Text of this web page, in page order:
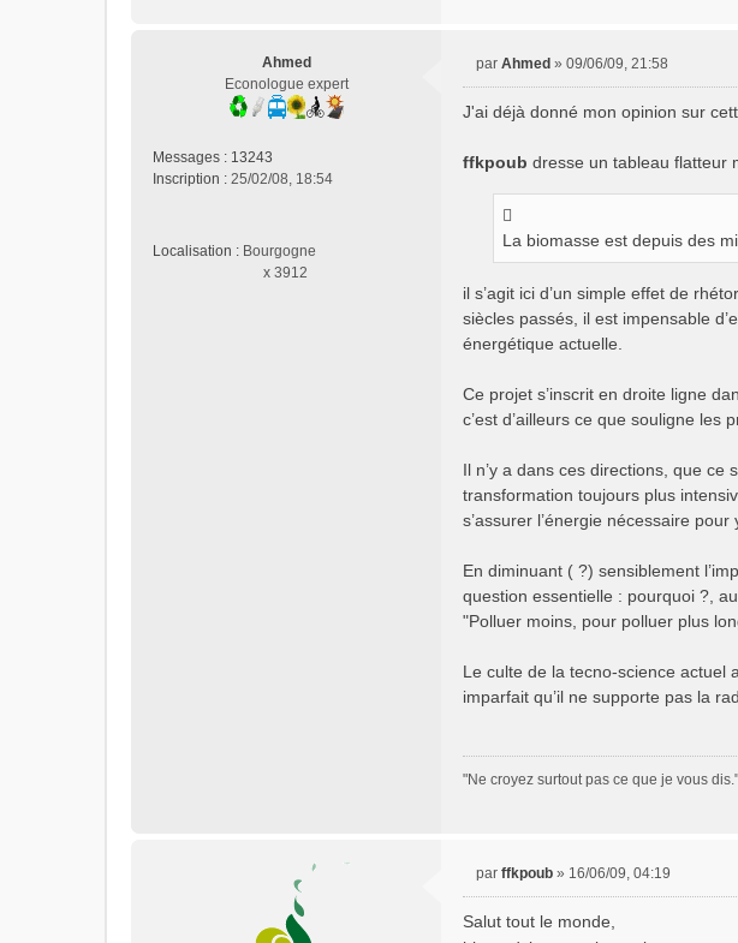
Ahmed
Econologue expert
Messages : 13243
Inscription : 25/02/08, 18:54
Localisation : Bourgogne
x 3912
s
a
l
u
par Ahmed » 09/06/09, 21:58
J'ai déjà donné mon opinion sur
ffkpoub dresse un tableau flatteur
La biomasse est depuis des
il s’agit ici d’un simple effet de
siècles passés, il est impensable
énergétique actuelle.
Ce projet s’inscrit en droite ligne
c’est d’ailleurs ce que souligne
Il n’y a dans ces directions, que ce
transformation toujours plus
s’assurer l’énergie nécessaire pour
En diminuant ( ?) sensiblement
question essentielle : pourquoi ?,
"Polluer moins, pour polluer plus
Le culte de la tecno-science actuel
imparfait qu’il ne supporte pas la
"Ne croyez surtout pas ce que je vous dis."
s
par ffkpoub » 16/06/09, 04:19
Salut tout le monde,